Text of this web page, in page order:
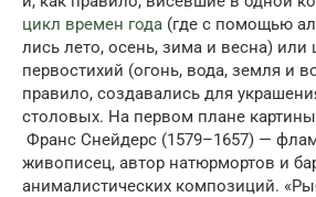
цикл времен года (где с помощью
лись лето, осень, зима и весна) или
первостихий (огонь, вода, земля и
правило, создавались для
столовых. На первом плане
Франс Снейдерс (1579–1657) —
живописец, автор натюрмортов и
анималистических композиций.